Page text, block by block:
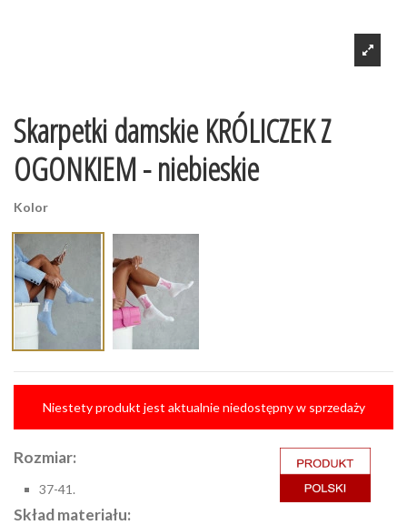
Skarpetki damskie KRÓLICZEK Z
OGONKIEM - niebieskie
Kolor
Niestety produkt jest aktualnie niedostępny w sprzedaży
Rozmiar:
37-41.
Skład materiału: